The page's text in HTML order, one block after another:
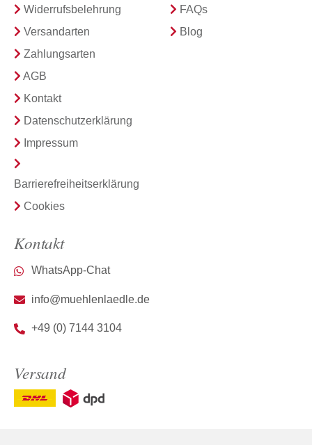
Widerrufsbelehrung
Versandarten
Zahlungsarten
AGB
Kontakt
Datenschutzerklärung
Impressum
Barrierefreiheitserklärung
Cookies
FAQs
Blog
Kontakt
WhatsApp-Chat
info@muehlenlaedle.de
+49 (0) 7144 3104
Versand